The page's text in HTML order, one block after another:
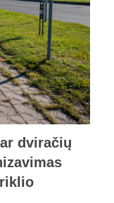
dviračių